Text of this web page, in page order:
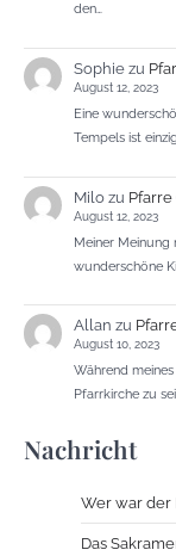
den…
Sophiezu
August 12, 2023
Eine
Tempels ist
Milozu
August 12, 2023
Meiner Meinung
wunderschöne
Allan zu
August 10, 2023
Während
Pfarrkirche zu
Nachricht
Wer war der
Das